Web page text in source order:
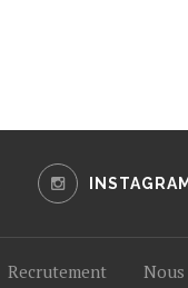
INSTAGRAM
Recrutement